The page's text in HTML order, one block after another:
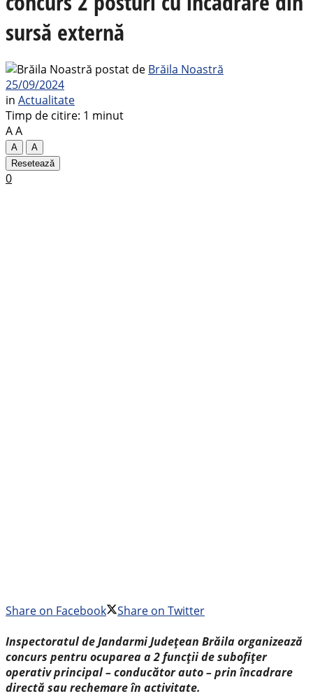
sursă externă
postat de Brăila Noastră
25/09/2024
in Actualitate
Timp de citire: 1 minut
AA
A
A
Resetează
0
Share on Facebook
Share on Twitter
Inspectoratul de Jandarmi Județean Brăila organizează
concurs pentru ocuparea a 2 funcții de subofițer
operativ principal – conducător auto – prin încadrare
directă sau rechemare în activitate.